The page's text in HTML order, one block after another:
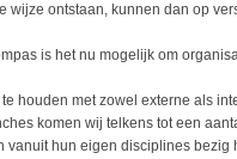
wijze ontstaan, kunnen dan op
is het nu mogelijk om
houden met zowel externe als
komen wij telkens tot een
vanuit hun eigen disciplines bezig